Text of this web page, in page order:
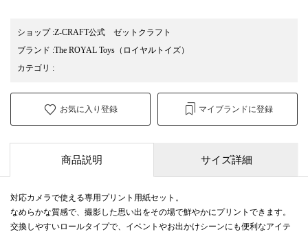
ショップ:Z-CRAFT公式 ゼットクラフト
ブランド :The ROYAL Toys （ロイヤルトイズ）
カテゴリ :
お気に入り登録 マイブランドに登録
商品説明 サイズ詳細
対応カメラで使える専用プリント用紙セット。
なめらかな質感で、撮影した思い出をその場で鮮やかにプリントできます。
交換しやすいロールタイプで、イベントやお出かけシーンにも便利なアイテ